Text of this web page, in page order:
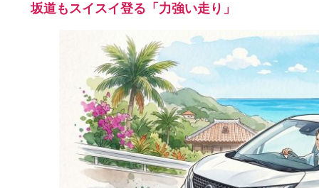
坂道もスイスイ登る「力強い走り」